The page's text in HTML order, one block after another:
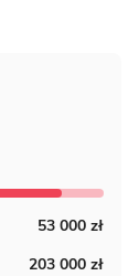
53 000 zł
203 000 zł